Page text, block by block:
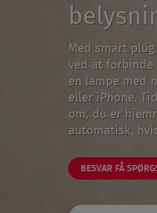
Med smart
ved at
en lampe med
eller iPhone.
om, du er
automatisk,
BESVAR FÅ